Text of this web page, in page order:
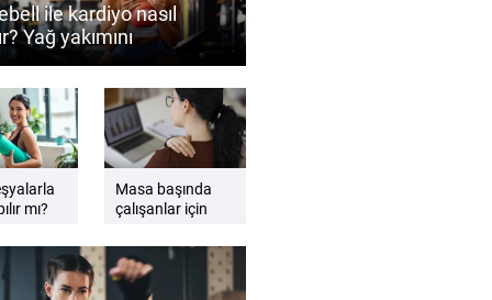
ile kardiyo nasıl
Yağ yakımını
antrenman
mı?
Masa başında
çalışanlar için
esnemeleri